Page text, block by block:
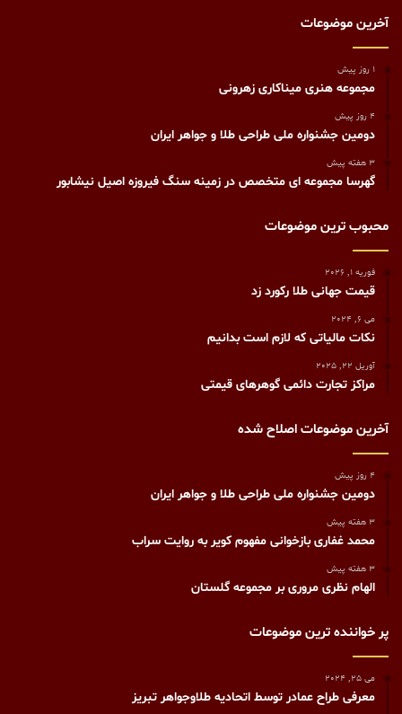
آخرین موضوعات
1 روز پیش
مجموعه هنری میناکاری زهرونی
4 روز پیش
دومین جشنواره ملی طراحی طلا و جواهر ایران
3 هفته پیش
گهرسا مجموعه ای متخصص در زمینه سنگ فیروزه اصیل نیشابور
محبوب ترین موضوعات
فوریه 1, 2026
قیمت جهانی طلا رکورد زد
می 6, 2024
نکات مالیاتی که لازم است بدانیم
آوریل 22, 2025
مراکز تجارت دائمی گوهرهای قیمتی
آخرین موضوعات اصلاح شده
4 روز پیش
دومین جشنواره ملی طراحی طلا و جواهر ایران
3 هفته پیش
محمد غفاری بازخوانی مفهوم کویر به روایت سراب
3 هفته پیش
الهام نظری مروری بر مجموعه گلستان
پر خواننده ترین موضوعات
می 25, 2024
معرفی طراح عمادر توسط اتحادیه طلاوجواهر تبریز